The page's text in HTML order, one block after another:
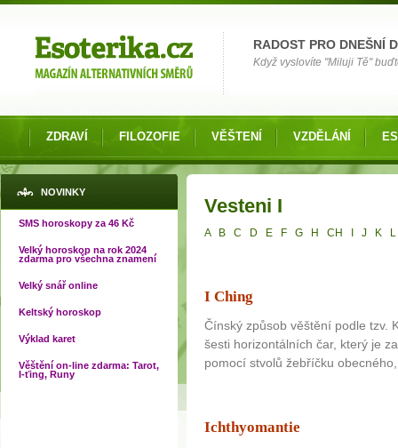
RADOST PRO DNEŠNÍ
Když vyslovíte "Miluji Tě"
ZDRAVÍ FILOZOFIE VĚŠTENÍ VZDĚLÁNÍ
NOVINKY
SMS horoskopy za 46 Kč
Velký horoskop na rok 2024
zdarma pro všechna znamení
Velký snář online
Keltský horoskop
Výklad karet
Věštění on-line zdarma: Tarot,
I-ťing, Runy
Vesteni I
A B C D E F G H CH J K L
I Ching
Čínský způsob věštění podle tzv.
šesti horizontálních čar, který je
pomocí stvolů žebříčku
Ichthyomantie